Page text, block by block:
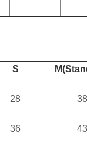
S M(
28 38
36 43